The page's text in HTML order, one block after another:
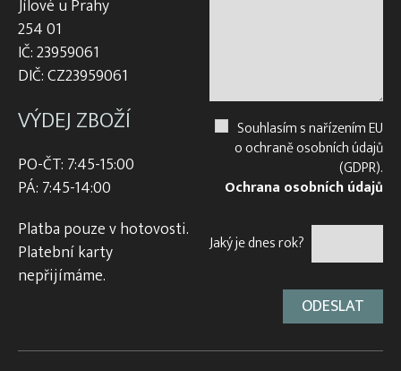
Jílové u Prahy
254 01
IČ: 23959061
DIČ: CZ23959061
VÝDEJ ZBOŽÍ
PO-ČT: 7:45-15:00
PÁ: 7:45-14:00
Platba pouze v hotovosti.
Platební karty
nepřijímáme.
Souhlasím s nařízením EU
o ochraně osobních údajů
(GDPR).
Ochrana osobních údajů
Jaký je dnes rok?